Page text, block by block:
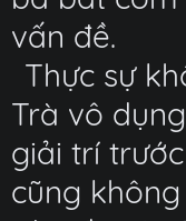
vấn đề.
Thực sự
Trà vô
giải trí
cũng